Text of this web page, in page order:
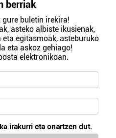
berriak
buletin irekira!
asteko albiste ikusienak,
egitasmoak, asteburuko
eta askoz gehiago!
elektronikoan.
irakurri eta onartzen dut.